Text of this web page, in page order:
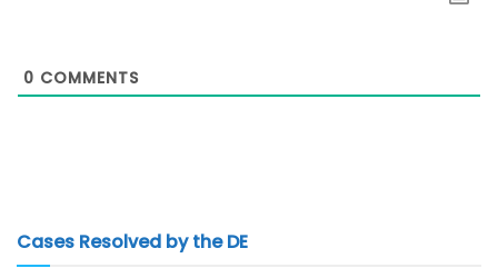
0 COMMENTS
Cases Resolved by the DE